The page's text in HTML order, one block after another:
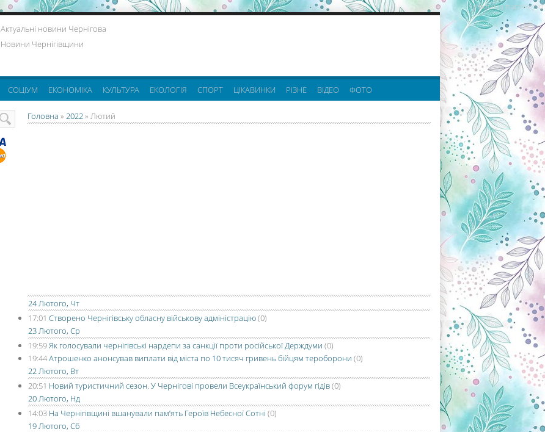
реклама партнерів:
Актуальні новини Чернігова
Новини Чернігівщини
СОЦІУМ ЕКОНОМІКА КУЛЬТУРА ЕКОЛОГІЯ СПОРТ ЦІКАВИНКИ РІЗНЕ ВІДЕО ФОТО
Головна » 2022» Лютий
24 Лютого, Чт
17:01 Створено Чернігівську обласну військову адміністрацію(0)
23 Лютого, Ср
19:59Як голосували чернігівські нардепи за санкції проти російської Держдуми (0)
19:44Атрошенко анонсував виплати від міста по 10 тисяч гривень бійцям тероборони (0)
22 Лютого, Вт
20:51 Новий туристичний сезон. У Чернігові провели Всеукраїнський форум гідів(0)
20 Лютого, Нд
14:03 На Чернігівщині вшанували пам’ять Героїв Небесної Сотні (0)
19 Лютого, Сб